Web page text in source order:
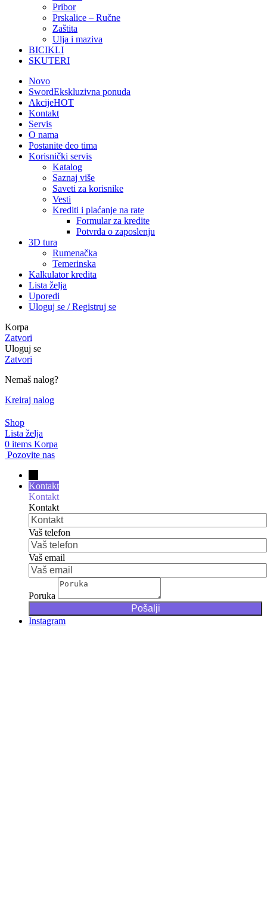
Pribor
Prskalice – Ručne
Zaštita
Ulja i maziva
BICIKLI
SKUTERI
Novo
SwordEkskluzivna ponuda
AkcijeHOT
Kontakt
Servis
O nama
Postanite deo tima
Korisnički servis
Katalog
Saznaj više
Saveti za korisnike
Vesti
Krediti i plaćanje na rate
Formular za kredite
Potvrda o zaposlenju
3D tura
Rumenačka
Temerinska
Kalkulator kredita
Lista želja
Uporedi
Uloguj se / Registruj se
Korpa
Zatvori
Uloguj se
Zatvori
Nemaš nalog?
Kreiraj nalog
Shop
Lista želja
0 items Korpa
Pozovite nas
Kontakt
Kontakt
Kontakt
Vaš telefon
Vaš email
Poruka
Instagram